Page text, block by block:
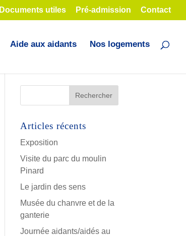
Documents utiles Pré-admission Contact
Aide aux aidants Nos logements
Articles récents
Exposition
Visite du parc du moulin
Pinard
Le jardin des sens
Musée du chanvre et de la
ganterie
Journée aidants/aidés au